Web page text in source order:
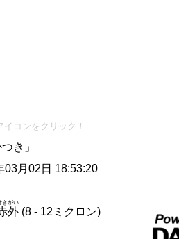
コンをクリック！
き」
03月02日 18:53:20
外
きがい
(8 - 12ミクロン)